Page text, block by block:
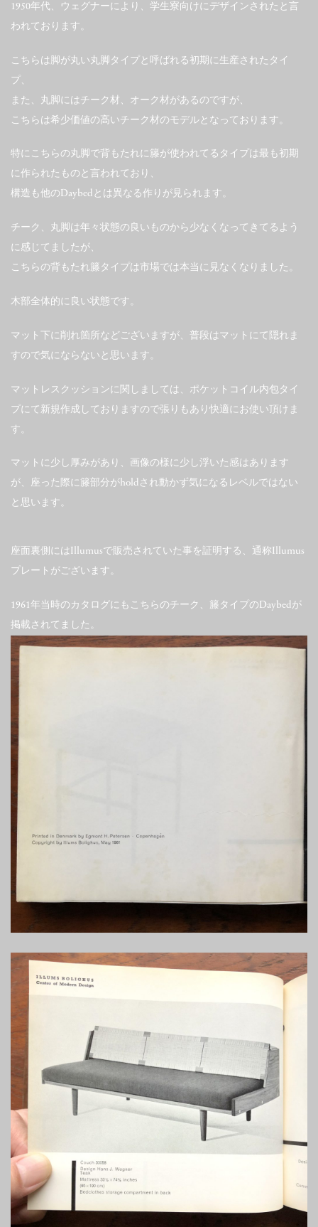
1950年代、ウェグナーにより、学生寮向けにデザインされたと言
われております。
こちらは脚が丸い丸脚タイプと呼ばれる初期に生産されたタイ
プ、
また、丸脚にはチーク材、オーク材があるのですが、
こちらは希少価値の高いチーク材のモデルとなっております。
特にこちらの丸脚で背もたれに籐が使われてるタイプは最も初期
に作られたものと言われており、
構造も他のDaybedとは異なる作りが見られます。
チーク、丸脚は年々状態の良いものから少なくなってきてるよう
に感じてましたが、
こちらの背もたれ籐タイプは市場では本当に見なくなりました。
木部全体的に良い状態です。
マット下に削れ箇所などございますが、普段はマットにて隠れま
すので気にならないと思います。
マットレスクッションに関しましては、ポケットコイル内包タイ
プにて新規作成しておりますので張りもあり快適にお使い頂けま
す。
マットに少し厚みがあり、画像の様に少し浮いた感はあります
が、座った際に籐部分がholdされ動かず気になるレベルではない
と思います。
座面裏側にはIllumusで販売されていた事を証明する、通称Illumus
プレートがございます。
1961年当時のカタログにもこちらのチーク、籐タイプのDaybedが
掲載されてました。